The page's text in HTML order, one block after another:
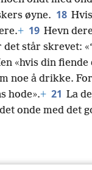
øyne. 18
+ 19 Hevn
det står skrevet:
«hvis din fiende
noe å drikke.
hode».+ 21 La
onde med det